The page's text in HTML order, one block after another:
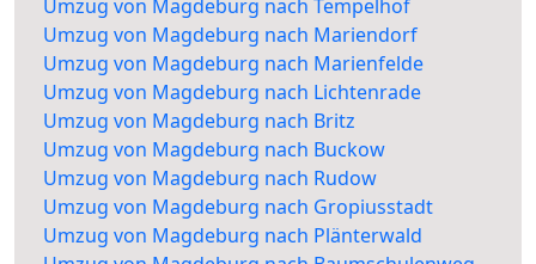
Umzug von Magdeburg nach Tempelhof
Umzug von Magdeburg nach Mariendorf
Umzug von Magdeburg nach Marienfelde
Umzug von Magdeburg nach Lichtenrade
Umzug von Magdeburg nach Britz
Umzug von Magdeburg nach Buckow
Umzug von Magdeburg nach Rudow
Umzug von Magdeburg nach Gropiusstadt
Umzug von Magdeburg nach Plänterwald